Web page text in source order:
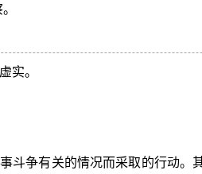
实。
斗争有关的情况而采取的行动。